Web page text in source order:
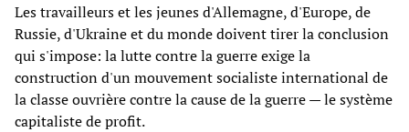
Les travailleurs et les jeunes d'Allemagne, d'Europe, de
Russie, d'Ukraine et du monde doivent tirer la conclusion
qui s'impose: la lutte contre la guerre exige la
construction d'un mouvement socialiste international de
la classe ouvrière contre la cause de la guerre — le système
capitaliste de profit.